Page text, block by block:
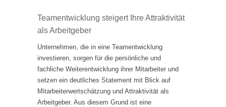
Teamentwicklung steigert Ihre Attraktivität
als Arbeitgeber
Unternehmen, die in eine Teamentwicklung
investieren, sorgen für die persönliche und
fachliche Weiterentwicklung ihrer Mitarbeiter und
setzen ein deutliches Statement mit Blick auf
Mitarbeiterwertschätzung und Attraktivität als
Arbeitgeber. Aus diesem Grund ist eine